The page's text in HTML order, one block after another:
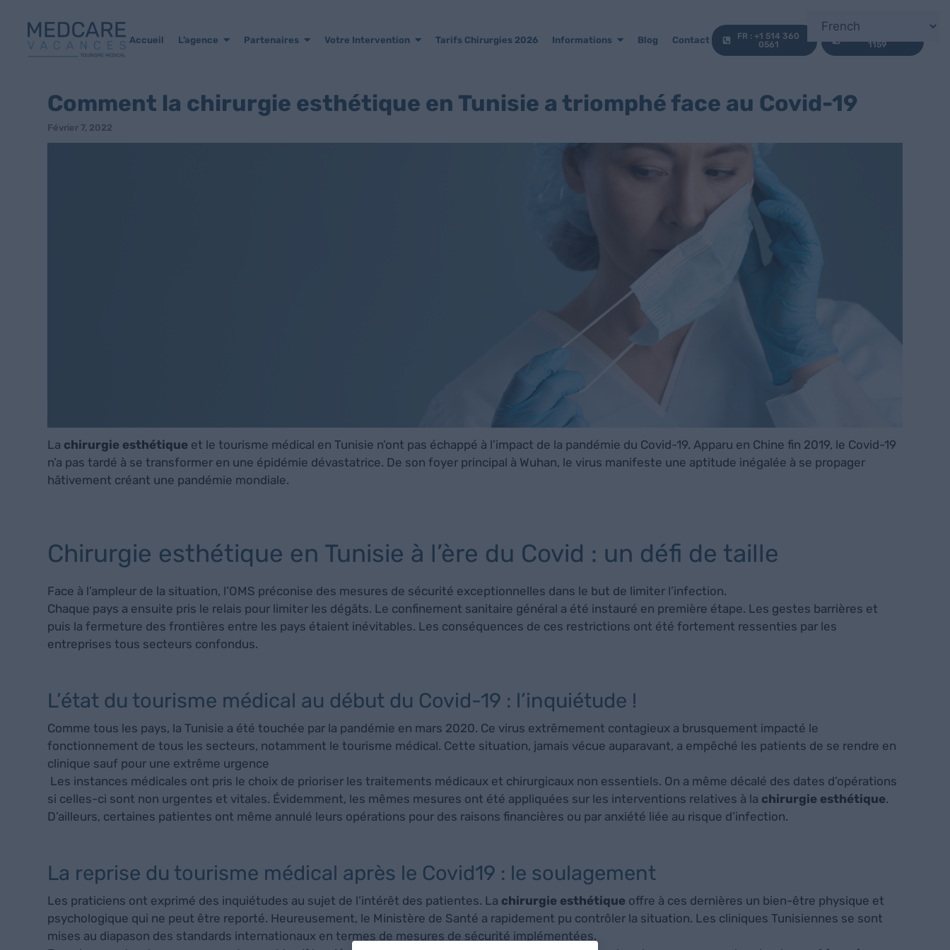
Accueil L’agence Partenaires Votre Intervention Tarifs Chirurgies 2026 Informations Blog Contact
FR : +1 514 360
0561
1159
Comment la chirurgie esthétique en Tunisie a triomphé face au Covid-19
Février 7, 2022
La chirurgie esthétique et le tourisme médical en Tunisie n’ont pas échappé à l’impact de la pandémie du Covid-19. Apparu en Chine fin 2019, le Covid-19
n’a pas tardé à se transformer en une épidémie dévastatrice. De son foyer principal à Wuhan, le virus manifeste une aptitude inégalée à se propager
hâtivement créant une pandémie mondiale.
Chirurgie esthétique en Tunisie à l’ère du Covid : un défi de taille
Face à l’ampleur de la situation, l’OMS préconise des mesures de sécurité exceptionnelles dans le but de limiter l’infection.
Chaque pays a ensuite pris le relais pour limiter les dégâts. Le confinement sanitaire général a été instauré en première étape. Les gestes barrières et
puis la fermeture des frontières entre les pays étaient inévitables. Les conséquences de ces restrictions ont été fortement ressenties par les
entreprises tous secteurs confondus.
L’état du tourisme médical au début du Covid-19 : l’inquiétude !
Comme tous les pays, la Tunisie a été touchée par la pandémie en mars 2020. Ce virus extrêmement contagieux a brusquement impacté le
fonctionnement de tous les secteurs, notamment le tourisme médical. Cette situation, jamais vécue auparavant, a empêché les patients de se rendre en
clinique sauf pour une extrême urgence
Les instances médicales ont pris le choix de prioriser les traitements médicaux et chirurgicaux non essentiels. On a même décalé des dates d’opérations
si celles-ci sont non urgentes et vitales. Évidemment, les mêmes mesures ont été appliquées sur les interventions relatives à la chirurgie esthétique.
D’ailleurs, certaines patientes ont même annulé leurs opérations pour des raisons financières ou par anxiété liée au risque d’infection.
La reprise du tourisme médical après le Covid19 : le soulagement
Les praticiens ont exprimé des inquiétudes au sujet de l’intérêt des patientes. La chirurgie esthétique offre à ces dernières un bien-être physique et
psychologique qui ne peut être reporté. Heureusement, le Ministère de Santé a rapidement pu contrôler la situation. Les cliniques Tunisiennes se sont
mises au diapason des standards internationaux en termes de mesures de sécurité implémentées.